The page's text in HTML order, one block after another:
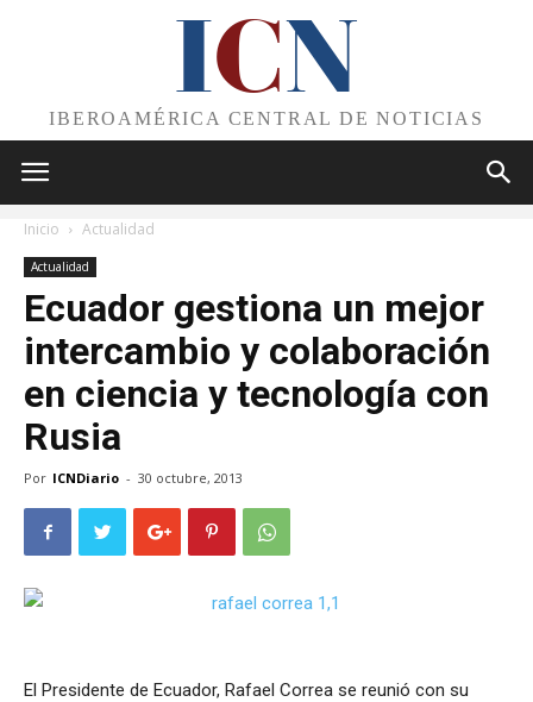
ICN
IBEROAMÉRICA CENTRAL DE NOTICIAS
Inicio Actualidad
Actualidad
Ecuador gestiona un mejor
intercambio y colaboración
en ciencia y tecnología con
Rusia
Por ICNDiario - 30 octubre, 2013
El Presidente de Ecuador, Rafael Correa se reunió con su